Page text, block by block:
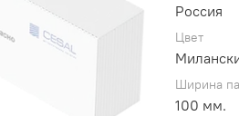
Россия
Цвет
Ширина
100 мм.